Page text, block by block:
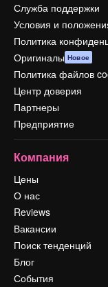
Служба поддержки
Условия и
Политика
Оригиналы Новое
Политика файлов
Центр доверия
Партнеры
Предприятие
Компания
Цены
О нас
Reviews
Вакансии
Поиск тенденций
Блог
События